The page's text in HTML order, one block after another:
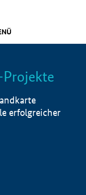
Info
erfolgreicher